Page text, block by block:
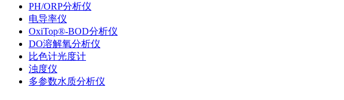
PH/ORP分析仪
电导率仪
OxiTop®-BOD分析仪
DO溶解氧分析仪
比色计光度计
浊度仪
多参数水质分析仪